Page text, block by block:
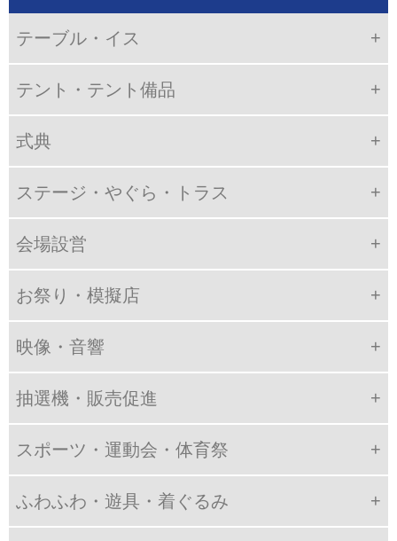
テーブル・イス
テント・テント備品
式典
ステージ・やぐら・トラス
会場設営
お祭り・模擬店
映像・音響
抽選機・販売促進
スポーツ・運動会・体育祭
ふわふわ・遊具・着ぐるみ